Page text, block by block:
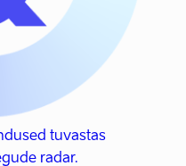
tuvastas
radar.